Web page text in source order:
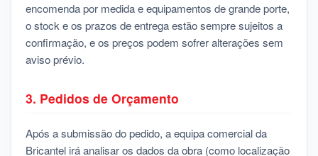
encomenda por medida e equipamentos de grande porte,
o stock e os prazos de entrega estão sempre sujeitos a
confirmação, e os preços podem sofrer alterações sem
aviso prévio.
3. Pedidos de Orçamento
Após a submissão do pedido, a equipa comercial da
Bricantel irá analisar os dados da obra (como localização